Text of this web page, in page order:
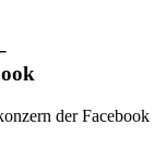
der Facebook